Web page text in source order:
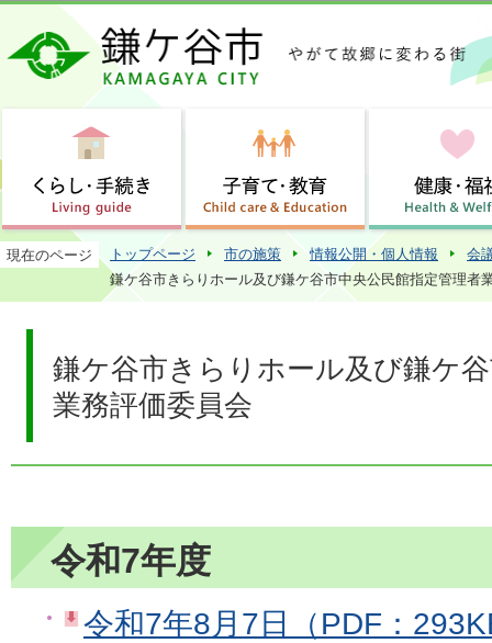
この
現在のページ トップページ 市の施策 情報公開・個人情報
会
鎌ケ谷市きらりホール及び鎌ケ谷市中央公民館指定管理者
鎌ケ谷市きらりホール及び鎌ケ
業務評価委員会
令和7年度
令和7年8月7日（PDF：